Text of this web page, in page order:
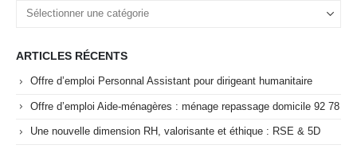
ARTICLES RÉCENTS
Offre d’emploi Personnal Assistant pour dirigeant humanitaire
Offre d’emploi Aide-ménagères : ménage repassage domicile 92 78
Une nouvelle dimension RH, valorisante et éthique : RSE & 5D